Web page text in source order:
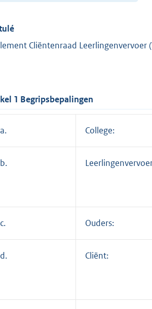
Cliëntenraad Leerlingenvervoer
1 Begripsbepalingen
a. College:
b.
c. Ouders:
d. Cliënt: